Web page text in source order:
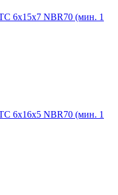
6х15х7 NBR70 (мин. 1
6х16х5 NBR70 (мин. 1